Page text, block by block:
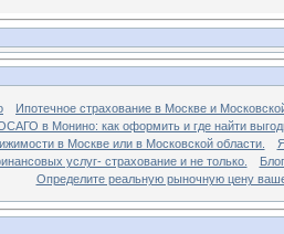
Ипотечное страхование в Москве и
в Монино: как оформить и где найти
в Москве или в Московской области.
услуг- страхование и не только.
Блог
Определите реальную рыночную цену